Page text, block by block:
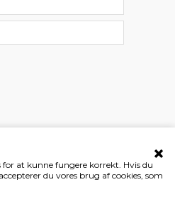
for at kunne fungere korrekt. Hvis du
du vores brug af cookies, som